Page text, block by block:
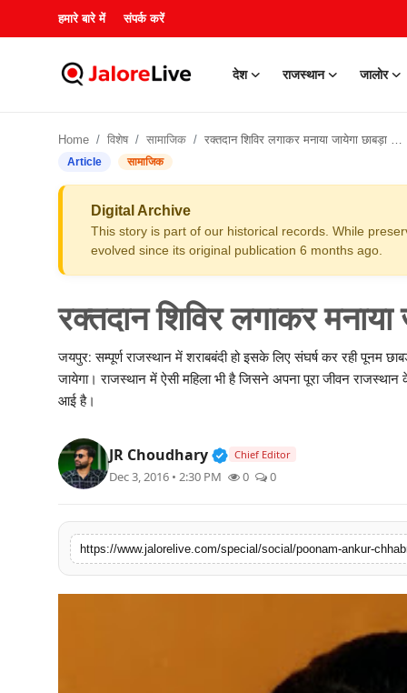
हमारे बारे में संपर्क करें
देश राजस्थान जालोर
Home विशेष सामाजिक रक्तदान शिविर लगाकर मनाया जायेगा छाबड़ा का जन्मदिवस
Article सामाजिक
Digital Archive
This story is part of our historical records. While
evolved since its original publication 6 months ago.
रक्तदान शिविर लगाकर
जयपुर: सम्पूर्ण राजस्थान में शराबबंदी हो इसके लिए संघर्ष कर रही पूनम
जायेगा। राजस्थान में ऐसी महिला भी है जिसने अपना पूरा जीवन
आई है।
JR Choudhary Verified Public Figure •
Chief Editor
Dec 3, 2016 • 2:30 PM 0 0
https://www.jalorelive.com/special/social/poonam-ankur-